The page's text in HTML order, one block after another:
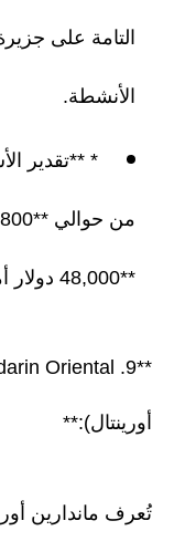
التامة على
الأنشطة.
**48,000 دولار أمريكي** أو أكثر للفلل الفاخرة جدًا.
أورينتال):**
تُعرف ماندارين